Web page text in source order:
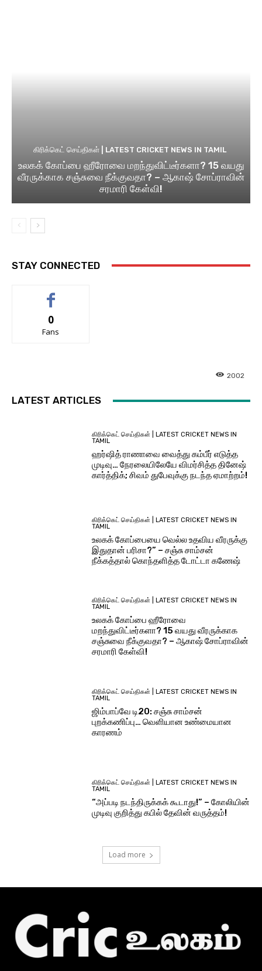
கிரிக்கெட் செய்திகள் | LATEST CRICKET NEWS IN TAMIL
உலகக் கோப்பை ஹீரோவை மறந்துவிட்டீர்களா? 15 வயது
வீரருக்காக சஞ்சுவை நீக்குவதா? – ஆகாஷ் சோப்ராவின்
சரமாரி கேள்வி!
STAY CONNECTED
0
Fans
2002
LATEST ARTICLES
கிரிக்கெட் செய்திகள் | LATEST CRICKET NEWS IN
TAMIL
ஹர்ஷித் ராணாவை வைத்து கம்பீர் எடுத்த
முடிவு… நேரலையிலேயே விமர்சித்த தினேஷ்
கார்த்திக்; சிவம் துபேவுக்கு நடந்த ஏமாற்றம்!
கிரிக்கெட் செய்திகள் | LATEST CRICKET NEWS IN
TAMIL
உலகக் கோப்பையை வெல்ல உதவிய வீரருக்கு
இதுதான் பரிசா?” – சஞ்சு சாம்சன்
நீக்கத்தால் கொந்தளித்த டோட்டா கணேஷ்
கிரிக்கெட் செய்திகள் | LATEST CRICKET NEWS IN
TAMIL
உலகக் கோப்பை ஹீரோவை
மறந்துவிட்டீர்களா? 15 வயது வீரருக்காக
சஞ்சுவை நீக்குவதா? – ஆகாஷ் சோப்ராவின்
சரமாரி கேள்வி!
கிரிக்கெட் செய்திகள் | LATEST CRICKET NEWS IN
TAMIL
ஜிம்பாப்வே டி20: சஞ்சு சாம்சன்
புறக்கணிப்பு… வெளியான உண்மையான
காரணம்
கிரிக்கெட் செய்திகள் | LATEST CRICKET NEWS IN
TAMIL
“அப்படி நடந்திருக்கக் கூடாது!” – கோலியின்
முடிவு குறித்து கபில் தேவின் வருத்தம்!
Load more